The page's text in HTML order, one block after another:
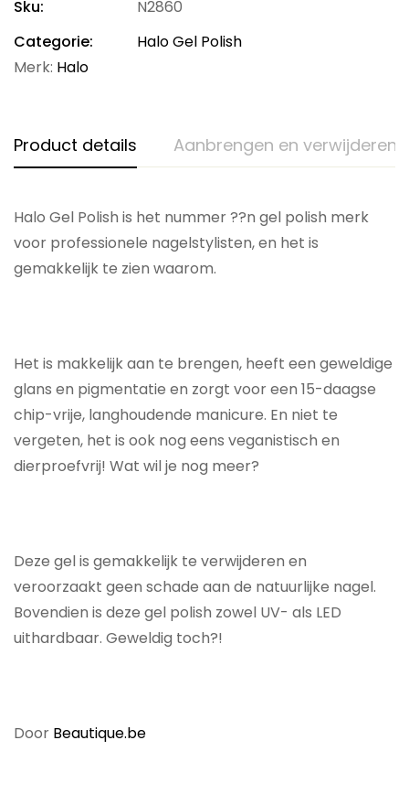
Sku:
N2860
Categorie:
Halo Gel Polish
Merk: Halo
Product details Aanbrengen en verwijderen
Halo Gel Polish is het nummer ??n gel polish merk
voor professionele nagelstylisten, en het is
gemakkelijk te zien waarom.
Het is makkelijk aan te brengen, heeft een geweldige
glans en pigmentatie en zorgt voor een 15-daagse
chip-vrije, langhoudende manicure. En niet te
vergeten, het is ook nog eens veganistisch en
dierproefvrij! Wat wil je nog meer?
Deze gel is gemakkelijk te verwijderen en
veroorzaakt geen schade aan de natuurlijke nagel.
Bovendien is deze gel polish zowel UV- als LED
uithardbaar. Geweldig toch?!
Door Beautique.be